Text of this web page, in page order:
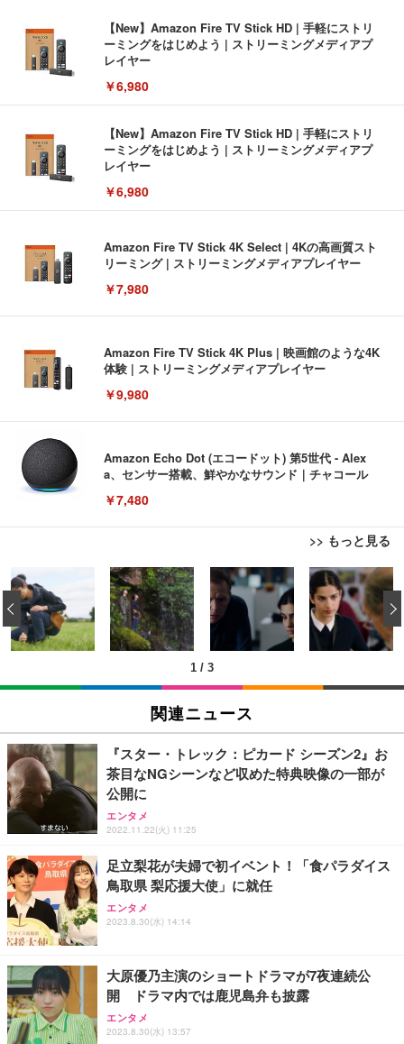
【New】Amazon Fire TV Stick HD | 手軽にストリ
ーミングをはじめよう | ストリーミングメディアプ
レイヤー
￥6,980
【New】Amazon Fire TV Stick HD | 手軽にストリ
ーミングをはじめよう | ストリーミングメディアプ
レイヤー
￥6,980
Amazon Fire TV Stick 4K Select | 4Kの高画質スト
リーミング | ストリーミングメディアプレイヤー
￥7,980
Amazon Fire TV Stick 4K Plus | 映画館のような4K
体験 | ストリーミングメディアプレイヤー
￥9,980
Amazon Echo Dot (エコードット) 第5世代 - Alex
a、センサー搭載、鮮やかなサウンド｜チャコール
￥7,480
>> もっと見る
[EdoErgo] オフィスチェア 椅子 テレワーク 疲れな
い 跳ね上げ式アームレスト コンパクト 約105度ロッ
キング pc 事務椅子 360度回転 座面昇降 強化ナイロ
ン樹脂ベース 通気性メッシュ 在宅ワーク H-WY01
(黒網+黒枠+黒足)
￥5,699
SIHOO B100 オフィスチェア／デスクチェア メッシ
ュチェア 人間工学 疲れない ブラック
￥27,999
Sezlife オフィスチェア デスクチェア 疲れない テレ
ワーク チェア 強化バックレスト 30度ロッキング機
能 人間工学 椅子 腰サポート 90度跳ね上げ式アーム
レスト 3Dヘッドレスト ハンガー付き 高反発クッシ
務用 おしゃれ パソコンチェア (ブラック)
Sezlife オフィスチェア デスクチェア 疲れない テレ
ワーク チェア 強化バックレスト 30度ロッキング機
能 人間工学 椅子 腰サポート 90度跳ね上げ式アーム
務用 おしゃれ パソコンチェア (ホワイト)
ANDWINT オフィスチェア デスクチェア 肘なし メ
ッシュ 通気性 ランバーサポート付き 腰サポート ガ
ス圧無段階昇降 360度回転 キャスター付き コンパク
EIZO ビジネス向けプレミアムモニター | FlexScan
EV3240X-WT | 31.5型4K UHD・USB Type-C・ホワ
イト
￥105,595
EIZO ビジネス向けプレミアムモニター | FlexScan
￥109,572
【純正品】27"ゲーミングモニター DualSense 充電
フック付き（CFI-ZDM1J）
￥49,979
【整備済み品】Dell E2724HS 27インチ 液晶モニタ
ー フルHD（1920×1080）VA 非光沢 HDMI/DisplayP
ort/VGA スピーカー内蔵 高さ調整 スイベル VESA対
【MiniLED/24.5inch/280Hz/FHD】GRAPHT THE S
HOOTER Gaming Monitor 24” Essential ゲーミン
グモニター QD 24.5インチ 1ms FHD 量子ドット 残
Amazonベーシック ペットシーツ 薄型 レギュラー 1
回使い捨て 無香料 ホワイト 300枚
￥3,373
Amazonベーシック ペットシーツ 厚型 ワイド 42枚
x2袋(84枚) ホワイト(吸収面:ライトブルー)
￥3,234
ネオ・ルーライフ ネオ・オムツ L 中型犬用 26枚入
り 単品
￥1,800
Smart Basic(スマートベーシック) 【Amazon.co.jp
限定】 Smart Basic アイリスオーヤマ ペットシーツ
超厚型 お徳用 ワイド 100枚入 (x 1) (ケース販売)
アイリスオーヤマ ペットシーツ 超厚型 お徳用 レギ
ュラー 200枚入【Amazon.co.jp限定】
1 / 3
‹
関連ニュース
『スター・トレック：ピカード シーズン2』お
茶目なNGシーンなど収めた特典映像の一部が
公開に
エンタメ
2022.11.22(火) 11:25
足立梨花が夫婦で初イベント！「食パラダイス
鳥取県 梨応援大使」に就任
エンタメ
2023.8.30(水) 14:14
大原優乃主演のショートドラマが7夜連続公
開 ドラマ内では鹿児島弁も披露
エンタメ
2023.8.30(水) 13:57